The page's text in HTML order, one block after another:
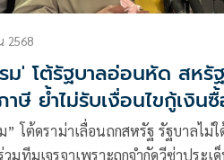
2568
ม' โต้รัฐบาลอ่อนหัด สหรั
าษี ย้ำไม่รับเงื่อนไขกู้เงิน
” โต้ดราม่าเลื่อนถกสหรัฐ รัฐบาลไม่
มทีมเจรจาเพราะถูกจำกัดวีซ่าประเด็